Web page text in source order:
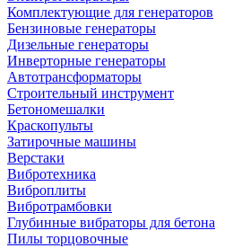
Комплектующие для генераторов
Бензиновые генераторы
Дизельные генераторы
Инверторные генераторы
Автотрансформаторы
Строительный инструмент
Бетономешалки
Краскопульты
Затирочные машины
Верстаки
Вибротехника
Виброплиты
Вибротрамбовки
Глубинные вибраторы для бетона
Пилы торцовочные